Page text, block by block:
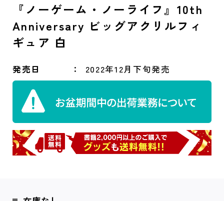
『ノーゲーム・ノーライフ』10th
Anniversary ビッグアクリルフィ
ギュア 白
発売日 2022年12月下旬発売